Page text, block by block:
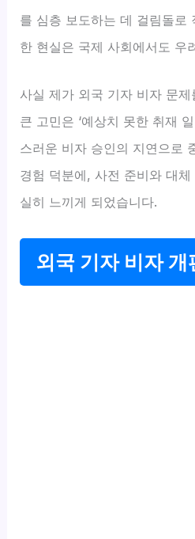
를 심층 보도하는 데 걸림돌로
한 현실은 국제 사회에서도 우
사실 제가 외국 기자 비자 문
큰 고민은 ‘예상치 못한 취재
스러운 비자 승인의 지연으로
경험 덕분에, 사전 준비와 대
실히 느끼게 되었습니다.
외국 기자 비자